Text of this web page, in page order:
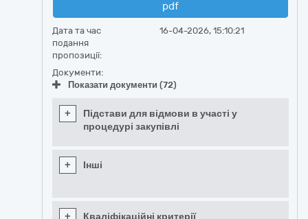
pdf
Дата та час
подання
пропозиції:
16-04-2026, 15:10:21
Документи:
Показати документи (72)
+
Підстави для відмови в участі у
процедурі закупівлі
+ Інші
+ Кваліфікаційні критерії